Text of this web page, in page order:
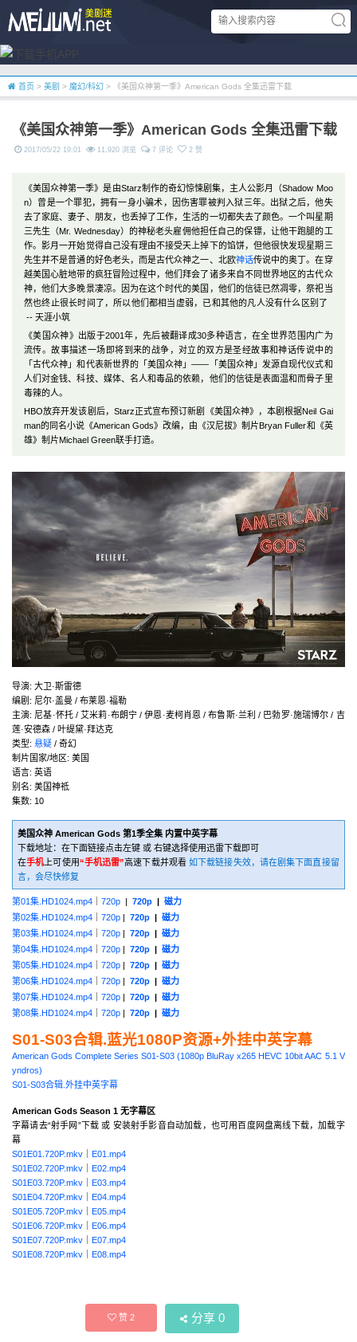
首页 > 美剧 > 魔幻/科幻 > 《美国众神第一季》American Gods 全集迅雷下载
《美国众神第一季》American Gods 全集迅雷下载
2017/05/22 19:01 11,920 浏览 7 评论 2 赞
《美国众神第一季》是由Starz制作的奇幻惊悚剧集，主人公影月（Shadow Moo
n）曾是一个罪犯，拥有一身小骗术，因伤害罪被判入狱三年。出狱之后，他失
去了家庭、妻子、朋友，也丢掉了工作，生活的一切都失去了颜色。一个叫星期
三先生（Mr. Wednesday）的神秘老头雇佣他担任自己的保镖，让他干跑腿的工
作。影月一开始觉得自己没有理由不接受天上掉下的馅饼，但他很快发现星期三
先生并不是普通的好色老头，而是古代众神之一、北欧神话传说中的奥丁。在穿
越美国心脏地带的疯狂冒险过程中，他们拜会了诸多来自不同世界地区的古代众
神，他们大多晚景凄凉。因为在这个时代的美国，他们的信徒已然凋零，祭祀当
然也终止很长时间了，所以他们都相当虚弱，已和其他的凡人没有什么区别了
-- 天涯小筑
《美国众神》出版于2001年，先后被翻译成30多种语言，在全世界范围内广为
流传。故事描述一场即将到来的战争，对立的双方是圣经故事和神话传说中的
「古代众神」和代表新世界的「美国众神」——「美国众神」发源自现代仪式和
人们对金钱、科技、媒体、名人和毒品的依赖，他们的信徒是表面温和而骨子里
毒辣的人。
HBO放弃开发该剧后，Starz正式宣布预订新剧《美国众神》，本剧根据Neil Gai
man的同名小说《American Gods》改编，由《汉尼拔》制片Bryan Fuller和《英
雄》制片Michael Green联手打造。
导演: 大卫·斯雷德
编剧: 尼尔·盖曼 / 布莱恩·福勒
主演: 尼基·怀托 / 艾米莉·布朗宁 / 伊恩·麦柯肖恩 / 布鲁斯·兰利 / 巴勃罗·施瑞博尔 / 吉
莲·安德森 / 叶缇黛·拜达克
类型: 悬疑 / 奇幻
制片国家/地区: 美国
语言: 英语
别名: 美国神祗
集数: 10
美国众神 American Gods 第1季全集 内置中英字幕
下载地址：在下面链接点击左键 或 右键选择使用迅雷下载即可
在手机上可使用“手机迅雷”高速下载并观看如下载链接失效，请在剧集下面直接留
言，会尽快修复
第01集.HD1024.mp4 720p | 720p | 磁力
第02集.HD1024.mp4
720p | 720p | 磁力
第03集.HD1024.mp4
720p | 720p | 磁力
第04集.HD1024.mp4
720p | 720p | 磁力
第05集.HD1024.mp4
720p | 720p | 磁力
第06集.HD1024.mp4
720p | 720p | 磁力
第07集.HD1024.mp4
720p | 720p | 磁力
第08集.HD1024.mp4
720p | 720p | 磁力
S01-S03合辑.蓝光1080P资源+外挂中英字幕
American Gods Complete Series S01-S03 (1080p BluRay x265 HEVC 10bit AAC 5.1 V
yndros)
S01-S03合辑.外挂中英字幕
American Gods Season 1 无字幕区
字幕请去“射手网”下载 或 安装射手影音自动加载，也可用百度网盘离线下载，加载字
幕
S01E01.720P.mkv
E01.mp4
S01E02.720P.mkv
E02.mp4
S01E03.720P.mkv
E03.mp4
S01E04.720P.mkv
E04.mp4
S01E05.720P.mkv
E05.mp4
S01E06.720P.mkv
E06.mp4
S01E07.720P.mkv
E07.mp4
S01E08.720P.mkv
E08.mp4
赞2 分享 0